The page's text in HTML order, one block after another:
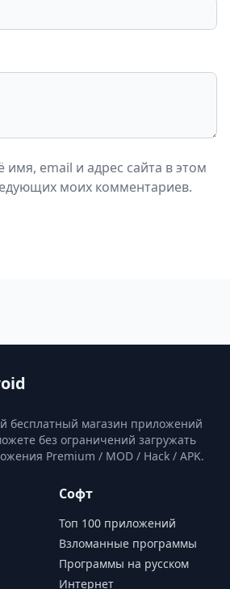
имя, email и адрес сайта в этом
моих комментариев.
бесплатный магазин приложений
без ограничений загружать
Premium / MOD / Hack / APK.
Софт
Топ 100 приложений
Взломанные программы
Программы на русском
Интернет